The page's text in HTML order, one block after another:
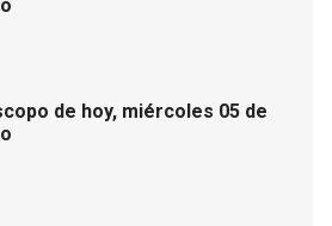
de hoy, miércoles 05 de